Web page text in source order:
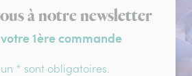
la newsletter
à notre newsletter
1ère commande
* sont obligatoires.